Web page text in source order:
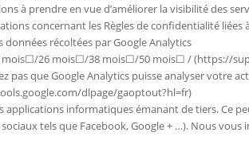
à prendre en vue d’améliorer la visibilité des
concernant les Règles de confidentialité
données récoltées par Google Analytics
26 mois☐/38 mois☐/50 mois☐ / (https://
pas que Google Analytics puisse analyser votre
dlpage/gaoptout?hl=fr)
applications informatiques émanant de tiers. Ce
sociaux tels que Facebook, Google + …). Nous